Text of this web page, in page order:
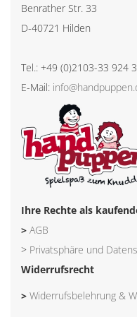
Benrather Str. 33
D-40721 Hilden
Tel.: +49 (0)2103-33 924
E-Mail:
Ihre Rechte als
> AGB
> Privatsphäre und
Widerrufsrecht
> Widerrufsbelehrung &